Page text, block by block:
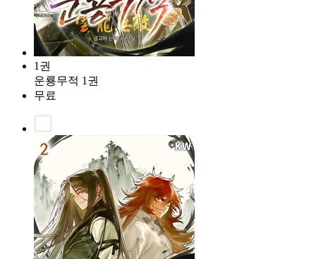
1권
운룡무적 1권
무료